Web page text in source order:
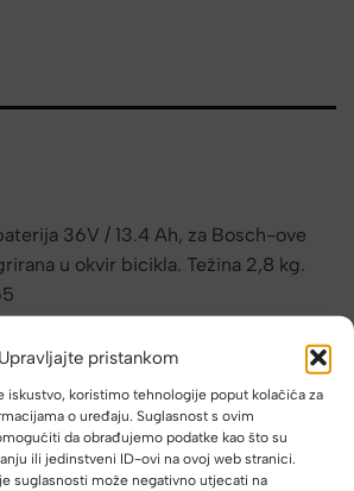
Upravljajte pristankom
iskustvo, koristimo tehnologije poput kolačića za
o uređaju. Suglasnost s ovim
da obrađujemo podatke kao što su
ili jedinstveni ID-ovi na ovoj web stranici.
suglasnosti može negativno utjecati na
36V / 13.4 Ah, za Bosch-ove
u okvir bicikla. Težina 2,8 kg.
ili virmanska plaćanja